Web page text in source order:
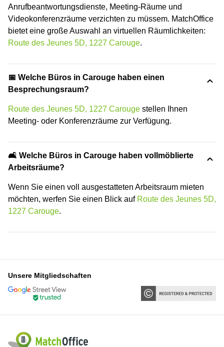
Anrufbeantwortungsdienste, Meeting-Räume und
Videokonferenzräume verzichten zu müssem. MatchOffice
bietet eine große Auswahl an virtuellen Räumlichkeiten:
Route des Jeunes 5D, 1227 Carouge.
📅 Welche Büros in Carouge haben einen
Besprechungsraum?
Route des Jeunes 5D, 1227 Carouge stellen Ihnen
Meeting- oder Konferenzräume zur Verfügung.
🛋️ Welche Büros in Carouge haben vollmöblierte
Arbeitsräume?
Wenn Sie einen voll ausgestatteten Arbeitsraum mieten
möchten, werfen Sie einen Blick auf Route des Jeunes 5D,
1227 Carouge.
Unsere Mitgliedschaften